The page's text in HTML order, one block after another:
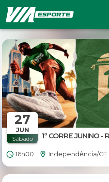
27
JUN
Sábado 1º CORRE JUNINO -
16h00 Independência/CE